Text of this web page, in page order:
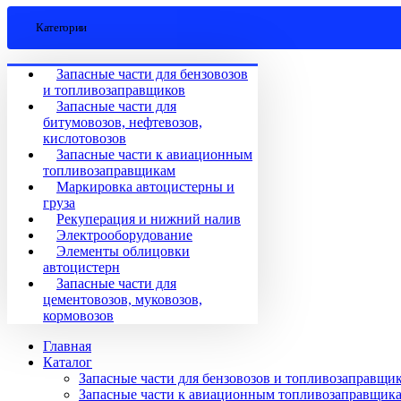
Категории
Запасные части для бензовозов
и топливозаправщиков
Запасные части для
битумовозов, нефтевозов,
кислотовозов
Запасные части к авиационным
топливозаправщикам
Маркировка автоцистерны и
груза
Рекуперация и нижний налив
Электрооборудование
Элементы облицовки
автоцистерн
Запасные части для
цементовозов, муковозов,
кормовозов
Главная
Каталог
Запасные части для бензовозов и
Запасные части к авиационным